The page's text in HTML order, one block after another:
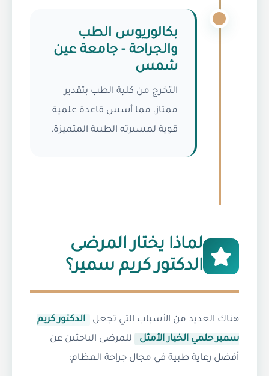
بكالوريوس الطب
والجراحة - جامعة عين
شمس
التخرج من كلية الطب بتقدير
ممتاز، مما أسس قاعدة علمية
قوية لمسيرته الطبية المتميزة.
لماذا يختار المرضى
الدكتور كريم سمير؟
هناك العديد من الأسباب التي تجعل
الدكتور كريم
سمير حلمي الخيار الأمثل
للمرضى الباحثين عن
أفضل رعاية طبية في مجال جراحة العظام: